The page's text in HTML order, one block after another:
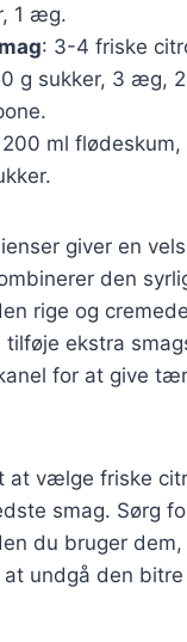
1 æg.
: 3-4 friske
g sukker, 3 æg,
ml flødeskum,
giver en
den
rige og
tilføje ekstra
for at give
at vælge friske
smag. Sørg
du bruger dem,
undgå den